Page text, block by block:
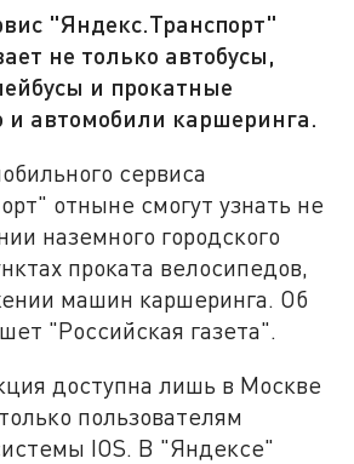
"Яндекс.Транспорт"
не только автобусы,
и прокатные
и автомобили каршеринга.
сервиса
отныне смогут узнать не
наземного городского
проката велосипедов,
машин каршеринга. Об
"Российская газета".
доступна лишь в Москве
пользователям
IOS. В "Яндексе"